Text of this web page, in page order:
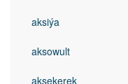
aksiýa
aksowult
akşekerek